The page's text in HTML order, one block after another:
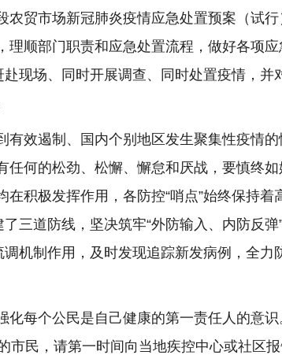
贸市场新冠肺炎疫情应急处置预案（试
顺部门职责和应急处置流程，做好各项
现场、同时开展调查、同时处置疫情，并
效遏制、国内个别地区发生聚集性疫情
何的松劲、松懈、懈怠和厌战，要慎终
积极发挥作用，各防控“哨点”始终保持着
三道防线，坚决筑牢“外防输入、内防反
机制作用，及时发现追踪新发病例，全力
每个公民是自己健康的第一责任人的意
民，请第一时间向当地疾控中心或社区